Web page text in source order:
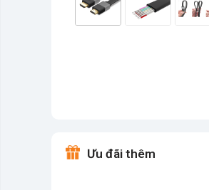
Ưu đãi thêm